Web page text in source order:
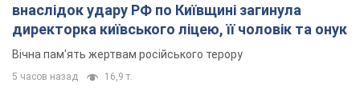
внаслідок удару РФ по Київщині загинула
директорка київського ліцею, її чоловік та онук
Вічна пам'ять жертвам російського терору
5 часов назад 16,9 т.